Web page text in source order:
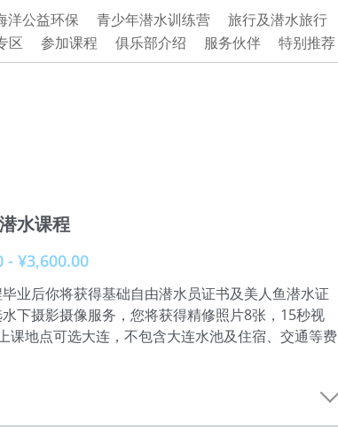
洋公益环保 青少年潜水训练营 旅行及潜水旅行
区 参加课程 俱乐部介绍 服务伙伴 特别推荐
水课程
- ¥3,600.00
业后你将获得基础自由潜水员证书及美人鱼潜水证
下摄影摄像服务，您将获得精修照片8张，15秒视
课地点可选大连，不包含大连水池及住宿、交通等费